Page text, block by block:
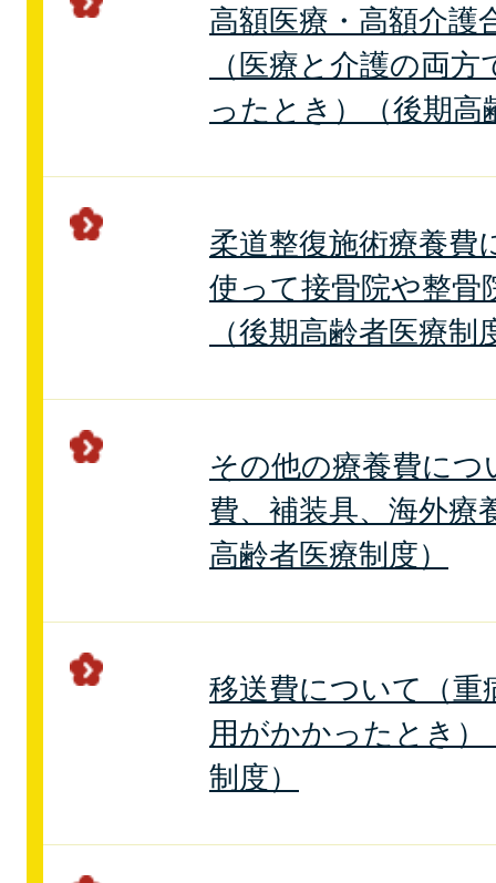
高額医療・高額介護
（医療と介護の両
ったとき）（後期高
柔道整復施術療養費
使って接骨院や整骨
（後期高齢者医療制
その他の療養費につ
費、補装具、海外療
高齢者医療制度）
移送費について（重
用がかかったとき）
制度）